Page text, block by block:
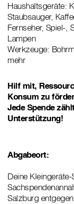
Haushaltsgeräte:
Staubsauger,
Fernseher, Spiel-,
Lampen
Werkzeuge:
mehr
Hilf mit,
Konsum zu
Jede Spende
Unterstützung!
Abgabeort:
Deine
Salzburg entgegen